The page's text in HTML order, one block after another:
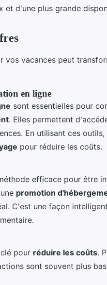
et d'une plus grande
vos vacances peut
en ligne
sont essentielles pour
. Elles permettent
En utilisant ces
pour réduire les coûts.
efficace pour être
promotion
C'est une façon
pour réduire les coûts.
sont souvent plus